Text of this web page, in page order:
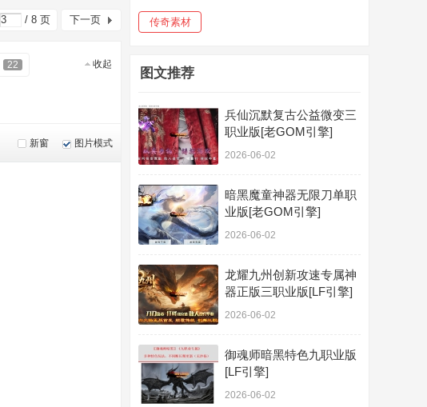
/ 8 页 下一页
收起
22
新窗 图片模式
传奇素材
图文推荐
兵仙沉默复古公益微变三
职业版[老GOM引擎]
2026-06-02
暗黑魔童神器无限刀单职
业版[老GOM引擎]
2026-06-02
龙耀九州创新攻速专属神
器正版三职业版[LF引擎]
2026-06-02
御魂师暗黑特色九职业版
[LF引擎]
2026-06-02